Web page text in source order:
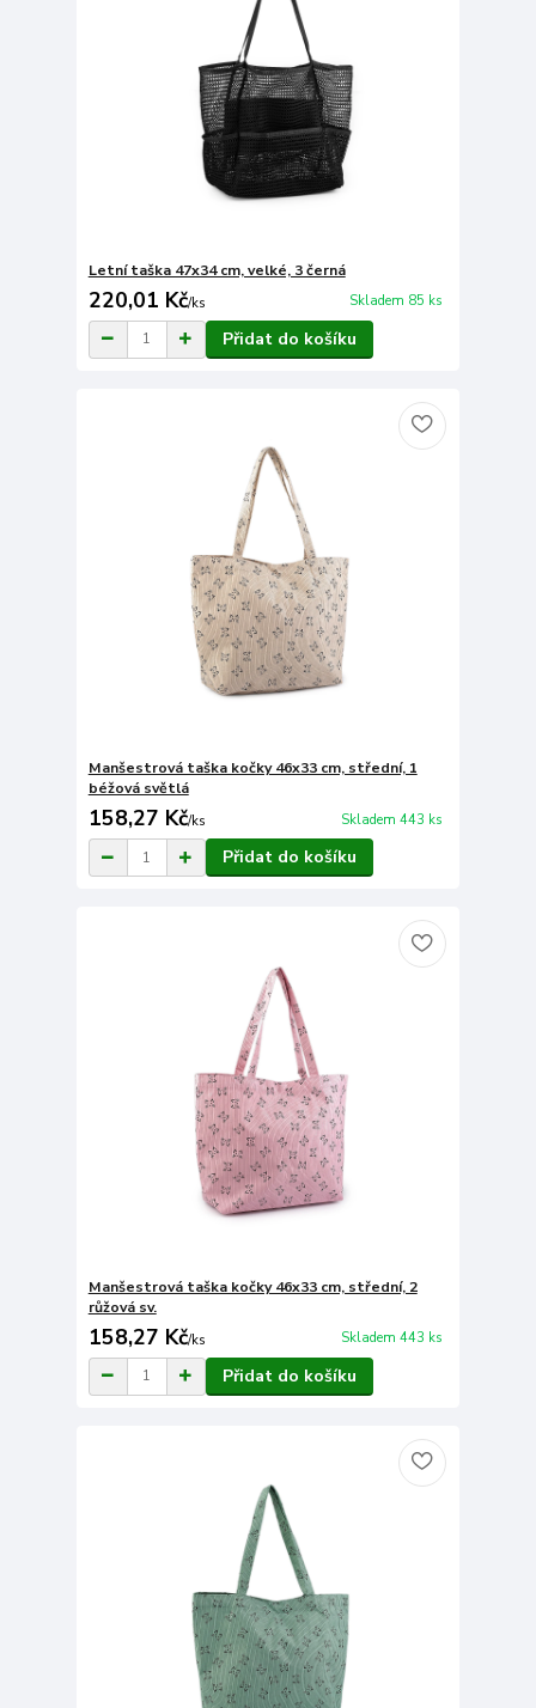
Letní taška 47x34 cm, velké, 3 černá
220,01 Kč/ks Skladem 85 ks
Přidat do košíku
Manšestrová taška kočky 46x33 cm, střední, 1
béžová světlá
158,27 Kč/ks Skladem 443 ks
Přidat do košíku
Manšestrová taška kočky 46x33 cm, střední, 2
růžová sv.
158,27 Kč/ks Skladem 443 ks
Přidat do košíku